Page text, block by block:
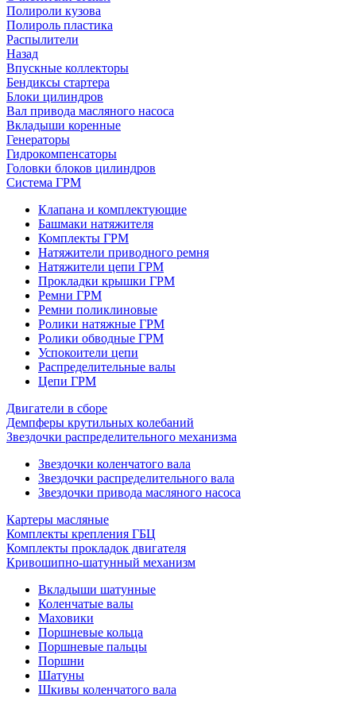
Полироли кузова
Полироль пластика
Распылители
Назад
Впускные коллекторы
Бендиксы стартера
Блоки цилиндров
Вал привода масляного насоса
Вкладыши коренные
Генераторы
Гидрокомпенсаторы
Головки блоков цилиндров
Система ГРМ
Клапана и комплектующие
Башмаки натяжителя
Комплекты ГРМ
Натяжители приводного ремня
Натяжители цепи ГРМ
Прокладки крышки ГРМ
Ремни ГРМ
Ремни поликлиновые
Ролики натяжные ГРМ
Ролики обводные ГРМ
Успокоители цепи
Распределительные валы
Цепи ГРМ
Двигатели в сборе
Демпферы крутильных колебаний
Звездочки распределительного механизма
Звездочки коленчатого вала
Звездочки распределительного вала
Звездочки привода масляного насоса
Картеры масляные
Комплекты крепления ГБЦ
Комплекты прокладок двигателя
Кривошипно-шатунный механизм
Вкладыши шатунные
Коленчатые валы
Маховики
Поршневые кольца
Поршневые пальцы
Поршни
Шатуны
Шкивы коленчатого вала